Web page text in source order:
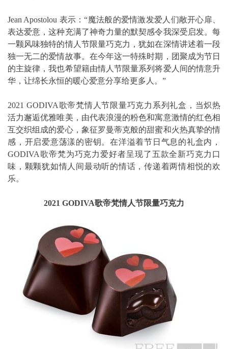
Jean Apostolou 表示：“魔法般的爱情激发爱人们敞开心扉、
表达爱意，这种充满了神奇力量的默契感令我深受启发。每
一颗风味独特的情人节限量巧克力，犹如在深情讲述着一段
独一无二的爱情故事。在今年这一特殊时期，团聚成为节日
的主旋律，我也希望籍由情人节限量系列将爱人间的情意升
华，让绵长永恒的暖心爱意分享给更多人。”
2021 GODIVA歌帝梵情人节限量巧克力系列礼盒，当炽热
活力邂逅优雅唯美，由代表浪漫的粉色和寓意激情的红色相
互交织组成的爱心，象征罗曼蒂克般的甜蜜和火热真挚的情
感，开启爱意荡漾的密钥。在洋溢着节日气息的礼盒内，
GODIVA歌帝梵为巧克力爱好者呈现了五款全新巧克力口
味，颗颗犹如情人间最动听的情话，传递着两情相悦的欢
乐。
2021 GODIVA歌帝梵情人节限量巧克力